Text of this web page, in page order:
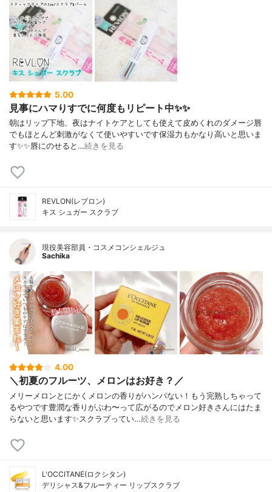
5.00
見事にハマりすでに何度もリピート中✨✨
朝はリップ下地、夜はナイトケアとしても使えて皮めくれのダメージ唇
でもほとんど刺激がなくて使いやすいです保湿力もかなり高いと思いま
す✨✨唇にのせると…続きを見る
REVLON(レブロン)
キス シュガー スクラブ
現役美容部員・コスメコンシェルジュ
Sachika
4.00
＼初夏のフルーツ、メロンはお好き？／
メリーメロンとにかくメロンの香りがハンパない！もう完熟しちゃって
るやつです豊潤な香りがぶわ〜って広がるのでメロン好きさんにはたま
らないと思います✨スクラブってい…続きを見る
L'OCCITANE(ロクシタン)
デリシャス&フルーティー リップスクラブ